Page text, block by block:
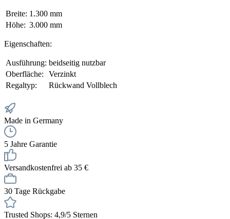
Breite: 1.300 mm
Höhe: 3.000 mm
Eigenschaften:
Ausführung: beidseitig nutzbar
Oberfläche:
Verzinkt
Regaltyp:
Rückwand Vollblech
Made in Germany
5 Jahre Garantie
Versandkostenfrei ab 35 €
30 Tage Rückgabe
Trusted Shops: 4,9/5 Sternen